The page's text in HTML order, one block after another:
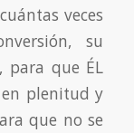
veces
su
para que ÉL
plenitud y
que no se